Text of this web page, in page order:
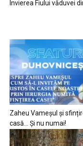
Învierea Fiului văduvei
Zaheu Vameșul și
casă… Și nu numai!